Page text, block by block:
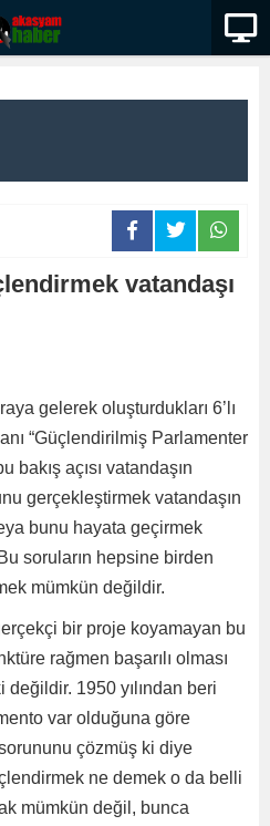
vatandaşı
gelerek oluşturdukları 6’lı
“Güçlendirilmiş Parlamenter
bakış açısı vatandaşın
gerçekleştirmek vatandaşın
bunu hayata geçirmek
soruların hepsine birden
mümkün değildir.
bir proje koyamayan bu
rağmen başarılı olması
1950 yılından beri
var olduğuna göre
çözmüş ki diye
ne demek o da belli
mümkün değil, bunca